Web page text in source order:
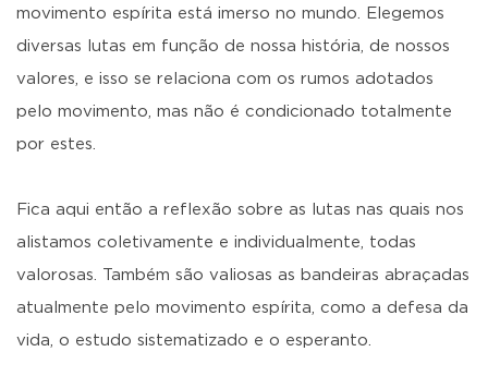
movimento espírita está imerso no mundo. Elegemos
diversas lutas em função de nossa história, de nossos
valores, e isso se relaciona com os rumos adotados
pelo movimento, mas não é condicionado totalmente
por estes.
Fica aqui então a reflexão sobre as lutas nas quais nos
alistamos coletivamente e individualmente, todas
valorosas. Também são valiosas as bandeiras abraçadas
atualmente pelo movimento espírita, como a defesa da
vida, o estudo sistematizado e o esperanto.